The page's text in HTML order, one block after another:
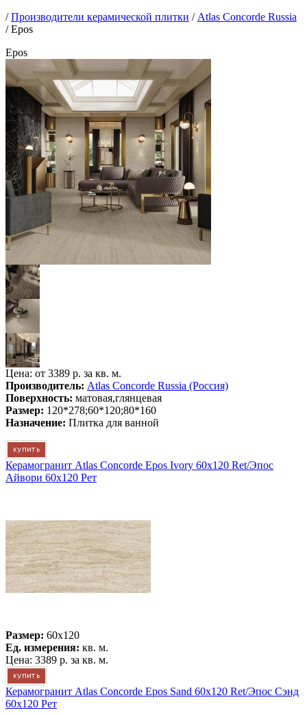
/Производители керамической плитки / Atlas Concorde Russia
/ Epos
Epos
Цена: от 3389 р. за кв. м.
Производитель: Atlas Concorde Russia (Россия)
Поверхность: матовая,глянцевая
Размер: 120*278;60*120;80*160
Назначение: Плитка для ванной
Керамогранит Atlas Concorde Epos Ivory 60x120 Ret/Эпос
Айвори 60x120 Рет
Размер: 60x120
Ед. измерения: кв. м.
Цена: 3389 р. за кв. м.
Керамогранит Atlas Concorde Epos Sand 60x120 Ret/Эпос Сэнд
60x120 Рет